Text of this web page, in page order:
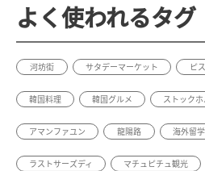
よく使われるタグ
河坊街 サタデーマーケット ピ
韓国料理 韓国グルメ ストック
アマンファユン 龍陽路 海外留学
ラストサーズディ マチュピチュ観光